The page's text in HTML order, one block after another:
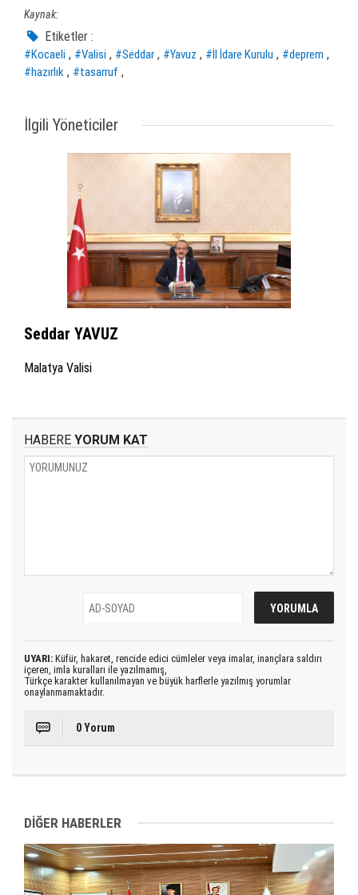
Kaynak:
Etiketler :
#Kocaeli , #Valisi , #Seddar , #Yavuz , #İl İdare Kurulu , #deprem ,
#hazırlık , #tasarruf ,
İlgili Yöneticiler
Seddar YAVUZ
Malatya Valisi
HABERE YORUM KAT
UYARI: Küfür, hakaret, rencide edici cümleler veya imalar, inançlara saldırı
içeren, imla kuralları ile yazılmamış,
Türkçe karakter kullanılmayan ve büyük harflerle yazılmış yorumlar
onaylanmamaktadır.
0 Yorum
DİĞER HABERLER